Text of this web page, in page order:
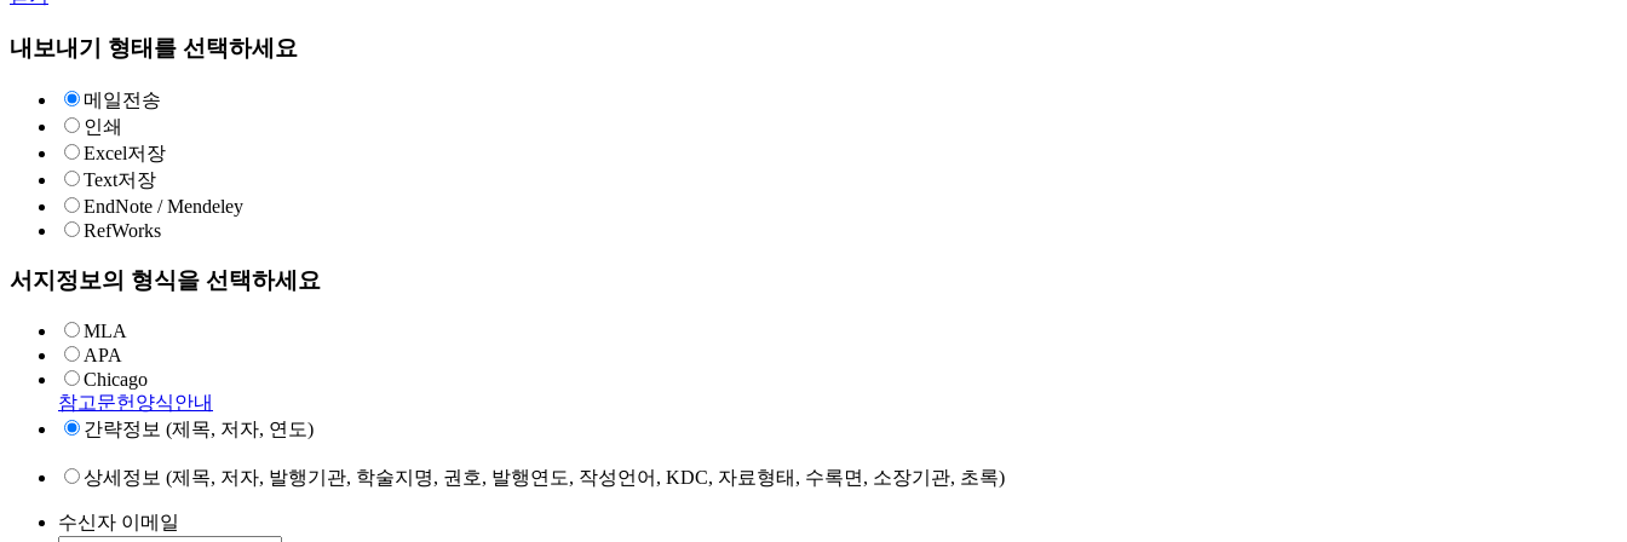
내보내기 형태를 선택하세요
메일전송
인쇄
Excel저장
Text저장
EndNote / Mendeley
RefWorks
서지정보의 형식을 선택하세요
MLA
APA
Chicago
참고문헌양식안내
간략정보 (제목, 저자, 연도)
상세정보 (제목, 저자, 발행기관, 학술지명, 권호, 발행연도, 작성언어, KDC, 자료형태, 수록면, 소장기관, 초록)
수신자 이메일